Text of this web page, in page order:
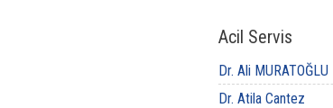
Acil Servis
Dr. Ali MURATOĞLU
Dr. Atila Cantez